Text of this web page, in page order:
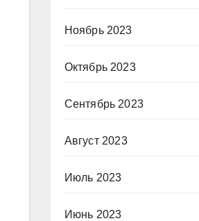
Ноябрь 2023
Октябрь 2023
Сентябрь 2023
Август 2023
Июль 2023
Июнь 2023